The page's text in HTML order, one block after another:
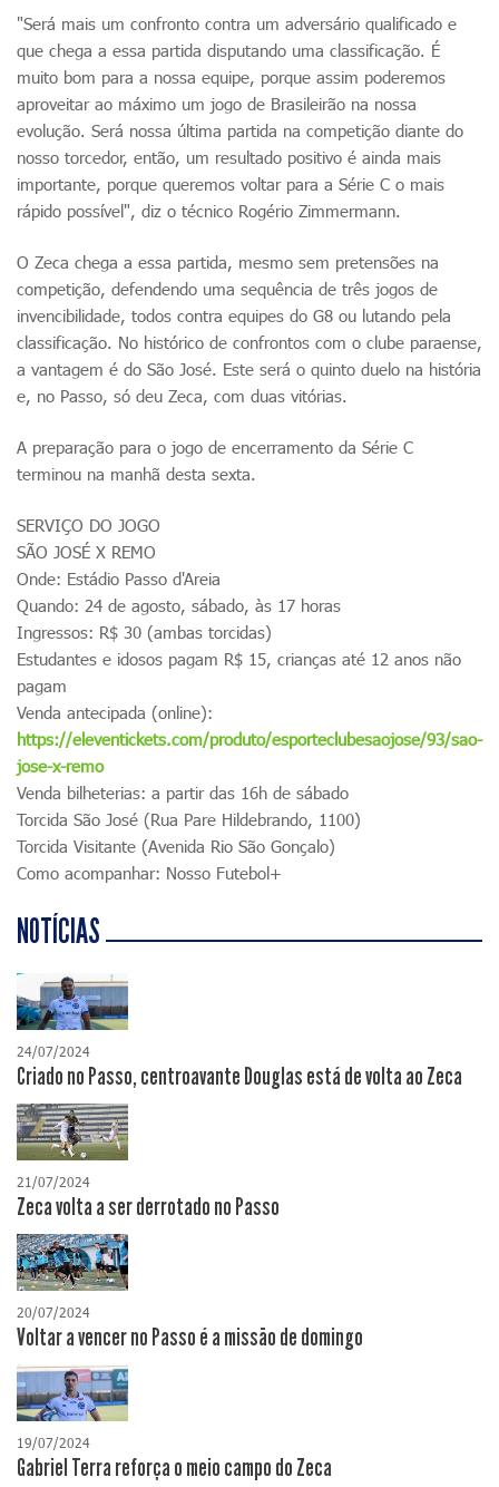
"Será mais um confronto contra um adversário qualificado e
que chega a essa partida disputando uma classificação. É
muito bom para a nossa equipe, porque assim poderemos
aproveitar ao máximo um jogo de Brasileirão na nossa
evolução. Será nossa última partida na competição diante do
nosso torcedor, então, um resultado positivo é ainda mais
importante, porque queremos voltar para a Série C o mais
rápido possível", diz o técnico Rogério Zimmermann.
O Zeca chega a essa partida, mesmo sem pretensões na
competição, defendendo uma sequência de três jogos de
invencibilidade, todos contra equipes do G8 ou lutando pela
classificação. No histórico de confrontos com o clube paraense,
a vantagem é do São José. Este será o quinto duelo na história
e, no Passo, só deu Zeca, com duas vitórias.
A preparação para o jogo de encerramento da Série C
terminou na manhã desta sexta.
SERVIÇO DO JOGO
SÃO JOSÉ X REMO
Onde: Estádio Passo d'Areia
Quando: 24 de agosto, sábado, às 17 horas
Ingressos: R$ 30 (ambas torcidas)
Estudantes e idosos pagam R$ 15, crianças até 12 anos não
pagam
Venda antecipada (online):
https://eleventickets.com/produto/esporteclubesaojose/93/sao-
jose-x-remo
Venda bilheterias: a partir das 16h de sábado
Torcida São José (Rua Pare Hildebrando, 1100)
Torcida Visitante (Avenida Rio São Gonçalo)
Como acompanhar: Nosso Futebol+
NOTÍCIAS
24/07/2024
Criado no Passo, centroavante Douglas está de volta ao Zeca
21/07/2024
Zeca volta a ser derrotado no Passo
20/07/2024
Voltar a vencer no Passo é a missão de domingo
19/07/2024
Gabriel Terra reforça o meio campo do Zeca